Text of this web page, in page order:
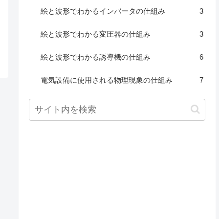
絵と波形でわかるインバータの仕組み 3
絵と波形でわかる変圧器の仕組み 3
絵と波形でわかる誘導機の仕組み 6
電気設備に使用される物理現象の仕組み 7